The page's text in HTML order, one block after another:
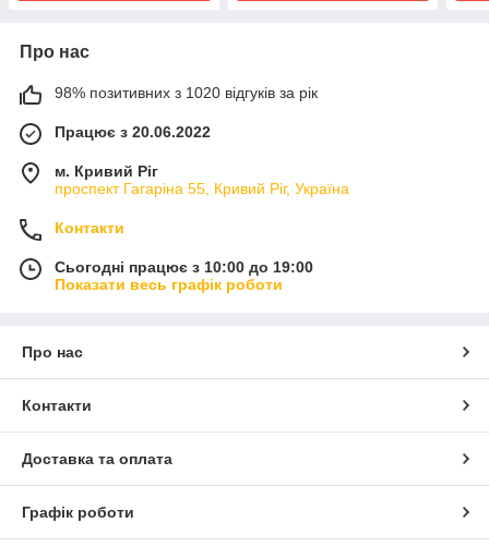
Про нас
98% позитивних з 1020 відгуків за рік
Працює з 20.06.2022
м. Кривий Ріг
проспект Гагаріна 55, Кривий Ріг, Україна
Контакти
Сьогодні працює з 10:00 до 19:00
Показати весь графік роботи
Про нас
Контакти
Доставка та оплата
Графік роботи